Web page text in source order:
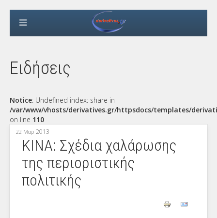
Ειδήσεις
Notice: Undefined index: share in
/var/www/vhosts/derivatives.gr/httpsdocs/templates/
on line 110
22 Μαρ 2013
ΚΙΝΑ: Σχέδια χαλάρωσης
της περιοριστικής
πολιτικής